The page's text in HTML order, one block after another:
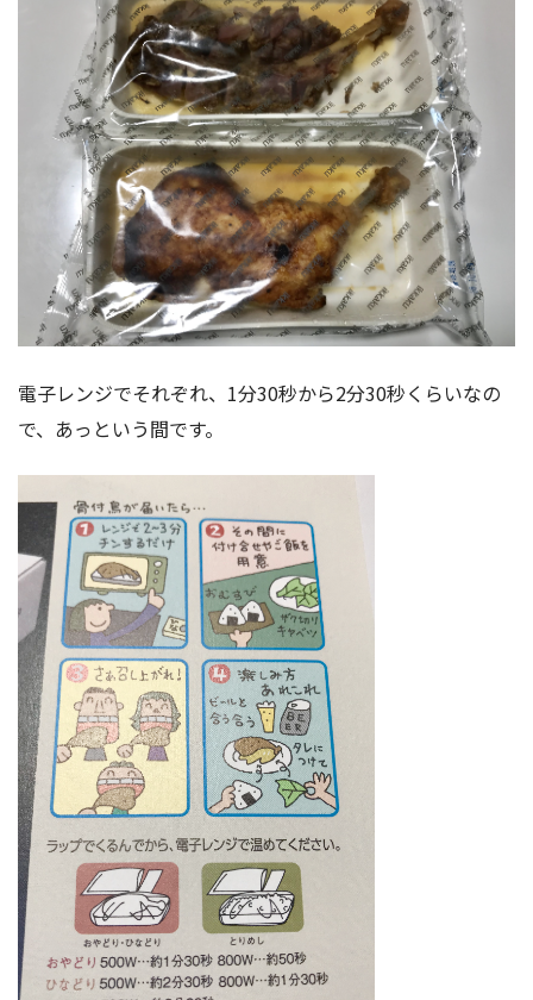
電子レンジでそれぞれ、1分30秒から2分30秒くらいなの
で、あっという間です。